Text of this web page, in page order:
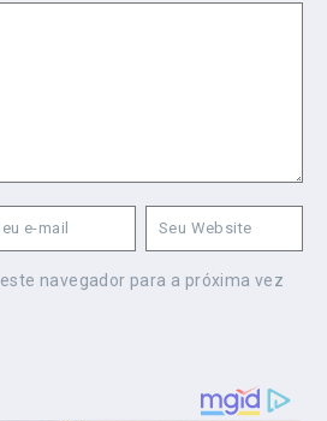
navegador para a próxima vez